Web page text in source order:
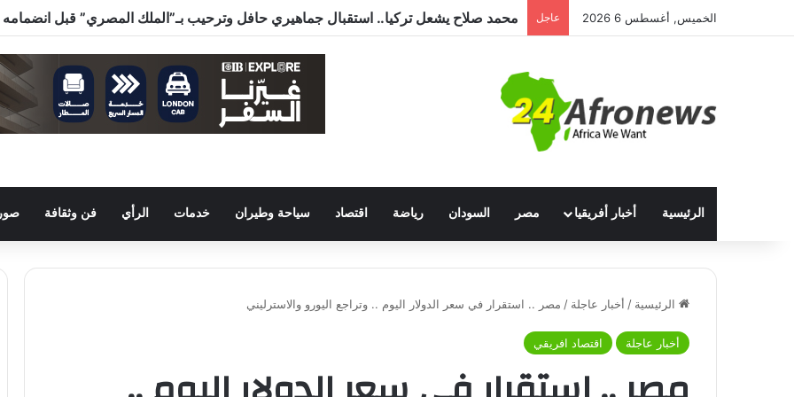
الخميس, أغسطس 6 2026 عاجل
الرئيسية أخبار أفريقيا مصر السودان رياضة اقتصاد سياحة وطيران خدمات الرأي فن وثقافة
الرئيسية / أخبار عاجلة / مصر .. استقرار في سعر الدولار اليوم .. وتراجع اليورو والاسترليني
أخبار عاجلة اقتصاد افريقي